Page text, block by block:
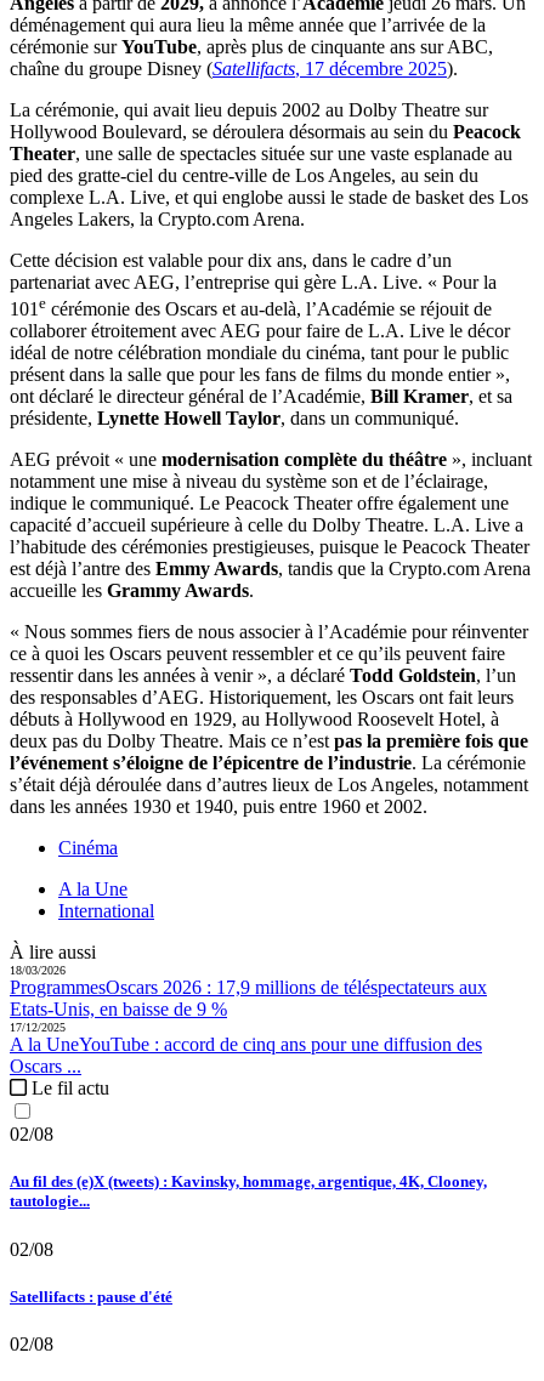
déménagement qui aura lieu la même année que l’arrivée de la
cérémonie surYouTube, après plus de cinquante ans sur ABC,
chaîne du groupe Disney (Satellifacts, 17 décembre 2025).
La cérémonie, qui avait lieu depuis 2002 au Dolby Theatre sur
Hollywood Boulevard, se déroulera désormais au sein du Peacock
Theater, une salle de spectacles située sur une vaste esplanade au
pied des gratte-ciel du centre-ville de Los Angeles, au sein du
complexe L.A. Live, et qui englobe aussi le stade de basket des Los
Angeles Lakers, la Crypto.com Arena.
Cette décision est valable pour dix ans, dans le cadre d’un
partenariat avec AEG, l’entreprise qui gère L.A. Live. « Pour la
101 e cérémonie des Oscars et au-delà, l’Académie se réjouit de
collaborer étroitement avec AEG pour faire de L.A. Live le décor
idéal de notre célébration mondiale du cinéma, tant pour le public
présent dans la salle que pour les fans de films du monde entier »,
ont déclaré le directeur général de l’Académie, Bill Kramer, et sa
présidente, Lynette Howell Taylor, dans un communiqué.
AEG prévoit « une modernisation complète du théâtre », incluant
notamment une mise à niveau du système son et de l’éclairage,
indique le communiqué. Le Peacock Theater offre également une
capacité d’accueil supérieure à celle du Dolby Theatre. L.A. Live a
l’habitude des cérémonies prestigieuses, puisque le Peacock Theater
est déjà l’antre des Emmy Awards, tandis que la Crypto.com Arena
accueille les Grammy Awards.
« Nous sommes fiers de nous associer à l’Académie pour réinventer
ce à quoi les Oscars peuvent ressembler et ce qu’ils peuvent faire
ressentir dans les années à venir », a déclaré Todd Goldstein, l’un
des responsables d’AEG. Historiquement, les Oscars ont fait leurs
débuts à Hollywood en 1929, au Hollywood Roosevelt Hotel, à
deux pas du Dolby Theatre. Mais ce n’est pas la première fois que
l’événement s’éloigne de l’épicentre de l’industrie. La cérémonie
s’était déjà déroulée dans d’autres lieux de Los Angeles, notamment
dans les années 1930 et 1940, puis entre 1960 et 2002.
Cinéma
A la Une
International
À lire aussi
18/03/2026
ProgrammesOscars 2026 : 17,9 millions de téléspectateurs aux
Etats-Unis, en baisse de 9 %
17/12/2025
A la UneYouTube : accord de cinq ans pour une diffusion des
Oscars ...
Le fil actu
02/08
Au fil des (e)X (tweets) : Kavinsky, hommage, argentique, 4K, Clooney,
tautologie...
02/08
Satellifacts : pause d'été
02/08